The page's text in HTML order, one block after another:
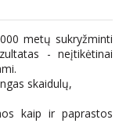
metų sukryžminti
- neįtikėtinai
skaidulų,
kaip ir paprastos